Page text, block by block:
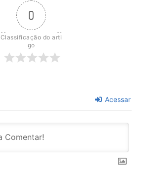
0
Classificação do arti
go
Acessar